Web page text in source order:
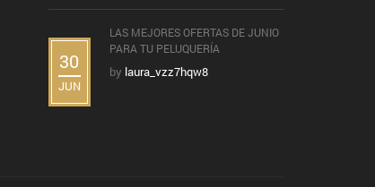
30
JUN
LAS MEJORES OFERTAS DE JUNIO
PARA TU PELUQUERÍA
by laura_vzz7hqw8